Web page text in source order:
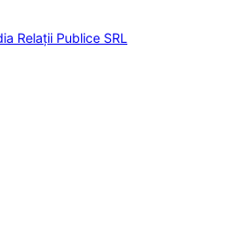
Relații Publice SRL